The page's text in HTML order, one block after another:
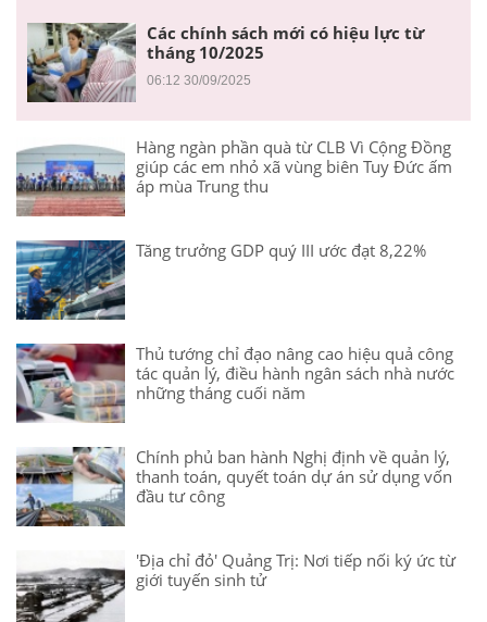
Các chính sách mới có hiệu lực từ
tháng 10/2025
06:12 30/09/2025
Hàng ngàn phần quà từ CLB Vì Cộng Đồng
giúp các em nhỏ xã vùng biên Tuy Đức ấm
áp mùa Trung thu
Tăng trưởng GDP quý III ước đạt 8,22%
Thủ tướng chỉ đạo nâng cao hiệu quả công
tác quản lý, điều hành ngân sách nhà nước
những tháng cuối năm
Chính phủ ban hành Nghị định về quản lý,
thanh toán, quyết toán dự án sử dụng vốn
đầu tư công
'Địa chỉ đỏ' Quảng Trị: Nơi tiếp nối ký ức từ
giới tuyến sinh tử